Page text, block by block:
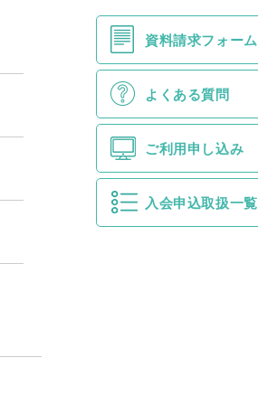
資料請求フォーム
よくある質問
ご利用申し込み
入会申込取扱一覧